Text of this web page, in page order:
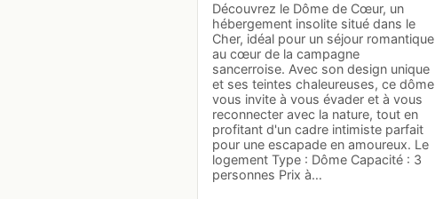
Découvrez le Dôme de Cœur, un
hébergement insolite situé dans le
Cher, idéal pour un séjour romantique
au cœur de la campagne
sancerroise. Avec son design unique
et ses teintes chaleureuses, ce dôme
vous invite à vous évader et à vous
reconnecter avec la nature, tout en
profitant d'un cadre intimiste parfait
pour une escapade en amoureux. Le
logement Type : Dôme Capacité : 3
personnes Prix à…